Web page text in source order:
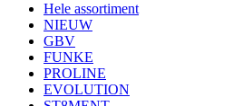
Hele assortiment
NIEUW
GBV
FUNKE
PROLINE
EVOLUTION